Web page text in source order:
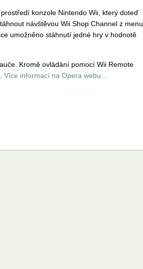
konzole Nintendo Wii, který doteď
návštěvou Wii Shop Channel z menu
umožněno stáhnutí jedné hry v hodnotě
Kromě ovládání pomocí Wii Remote
Více informací na Opera webu…